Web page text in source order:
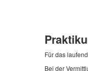
Für das
Bei der